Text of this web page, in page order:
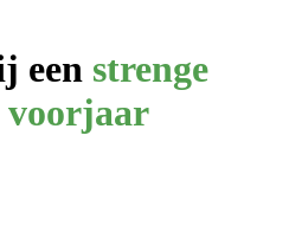
een strenge